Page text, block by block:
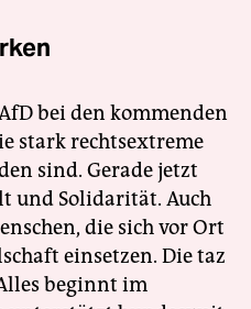
bei den kommenden
stark rechtsextreme
sind. Gerade jetzt
und Solidarität. Auch
die sich vor Ort
einsetzen. Die taz
beginnt im